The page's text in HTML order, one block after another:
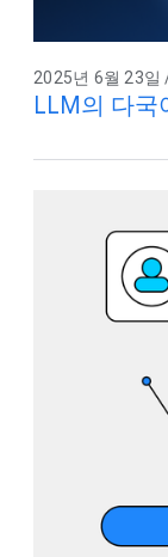
2025년 6월 23일
LLM의 다국